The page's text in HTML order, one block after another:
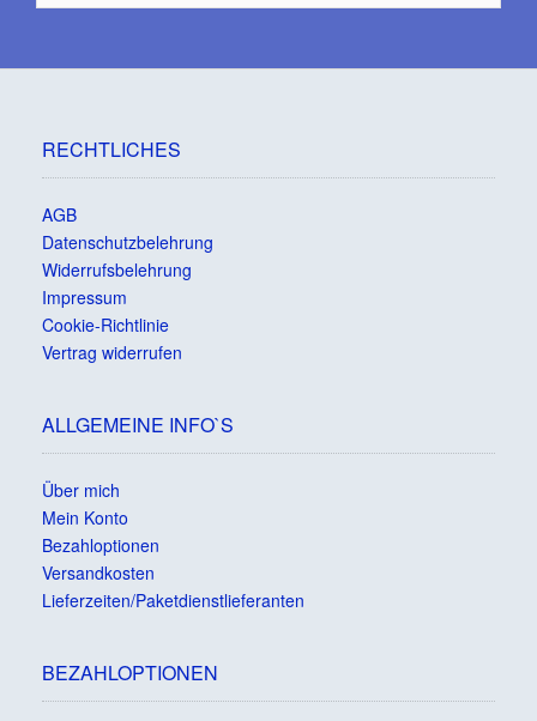
RECHTLICHES
AGB
Datenschutzbelehrung
Widerrufsbelehrung
Impressum
Cookie-Richtlinie
Vertrag widerrufen
ALLGEMEINE INFO`S
Über mich
Mein Konto
Bezahloptionen
Versandkosten
Lieferzeiten/Paketdienstlieferanten
BEZAHLOPTIONEN